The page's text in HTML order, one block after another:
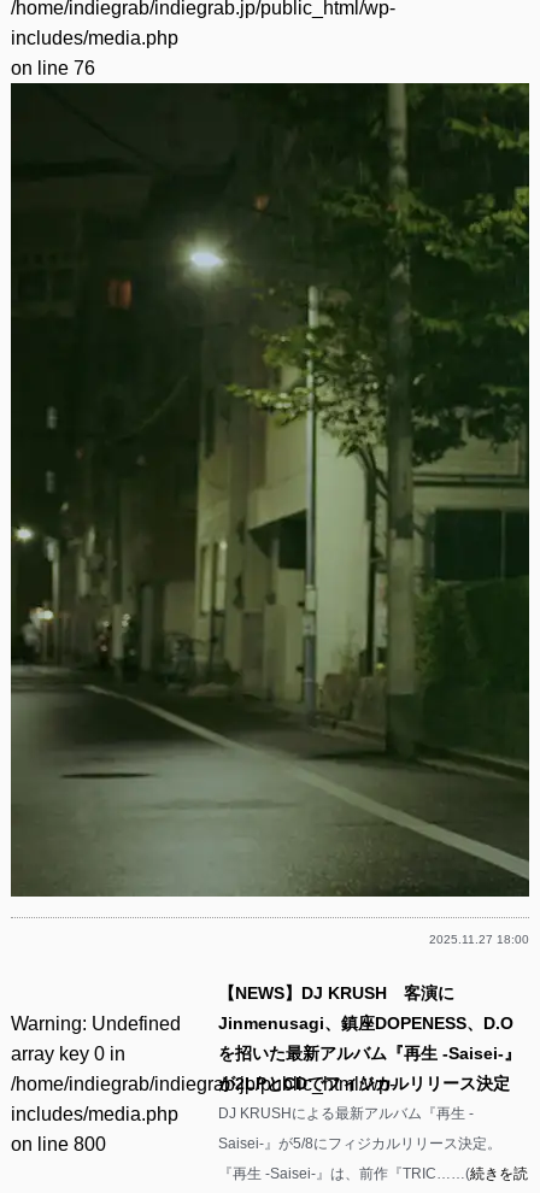
/home/indiegrab/indiegrab.jp/public_html/wp-
includes/media.php
on line 76
2025.11.27 18:00
Warning: Undefined
array key 0 in
/home/indiegrab/indiegrab.jp/public_html/wp-
includes/media.php
on line 800
【NEWS】DJ KRUSH 客演に
Jinmenusagi、鎮座DOPENESS、D.O
を招いた最新アルバム『再生 -Saisei-』
が2LPとCDでフィジカルリリース決定
DJ KRUSHによる最新アルバム『再生 -
Saisei-』が5/8にフィジカルリリース決定。
『再生 -Saisei-』は、前作『TRIC……(続きを読